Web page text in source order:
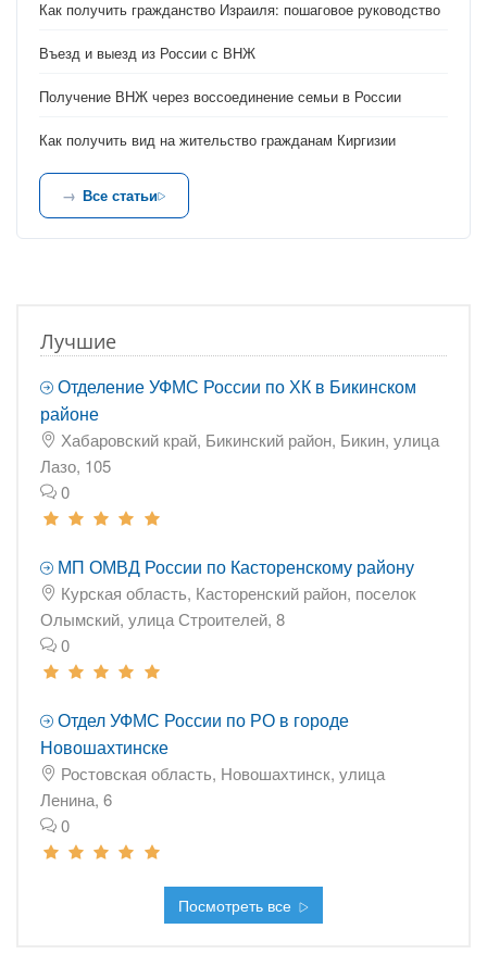
Как получить гражданство Израиля: пошаговое руководство
Въезд и выезд из России с ВНЖ
Получение ВНЖ через воссоединение семьи в России
Как получить вид на жительство гражданам Киргизии
Все статьи
Лучшие
Отделение УФМС России по ХК в Бикинском
районе
Хабаровский край, Бикинский район, Бикин, улица
Лазо, 105
0
МП ОМВД России по Касторенскому району
Курская область, Касторенский район, поселок
Олымский, улица Строителей, 8
0
Отдел УФМС России по РО в городе
Новошахтинске
Ростовская область, Новошахтинск, улица
Ленина, 6
0
Посмотреть все